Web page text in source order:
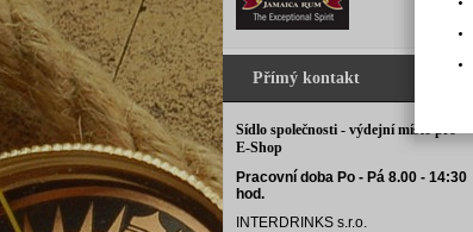
Přímý kontakt
Sídlo společnosti - výdejní místo pro
E-Shop
Pracovní doba Po - Pá 8.00 - 14:30
hod.
INTERDRINKS s.r.o.